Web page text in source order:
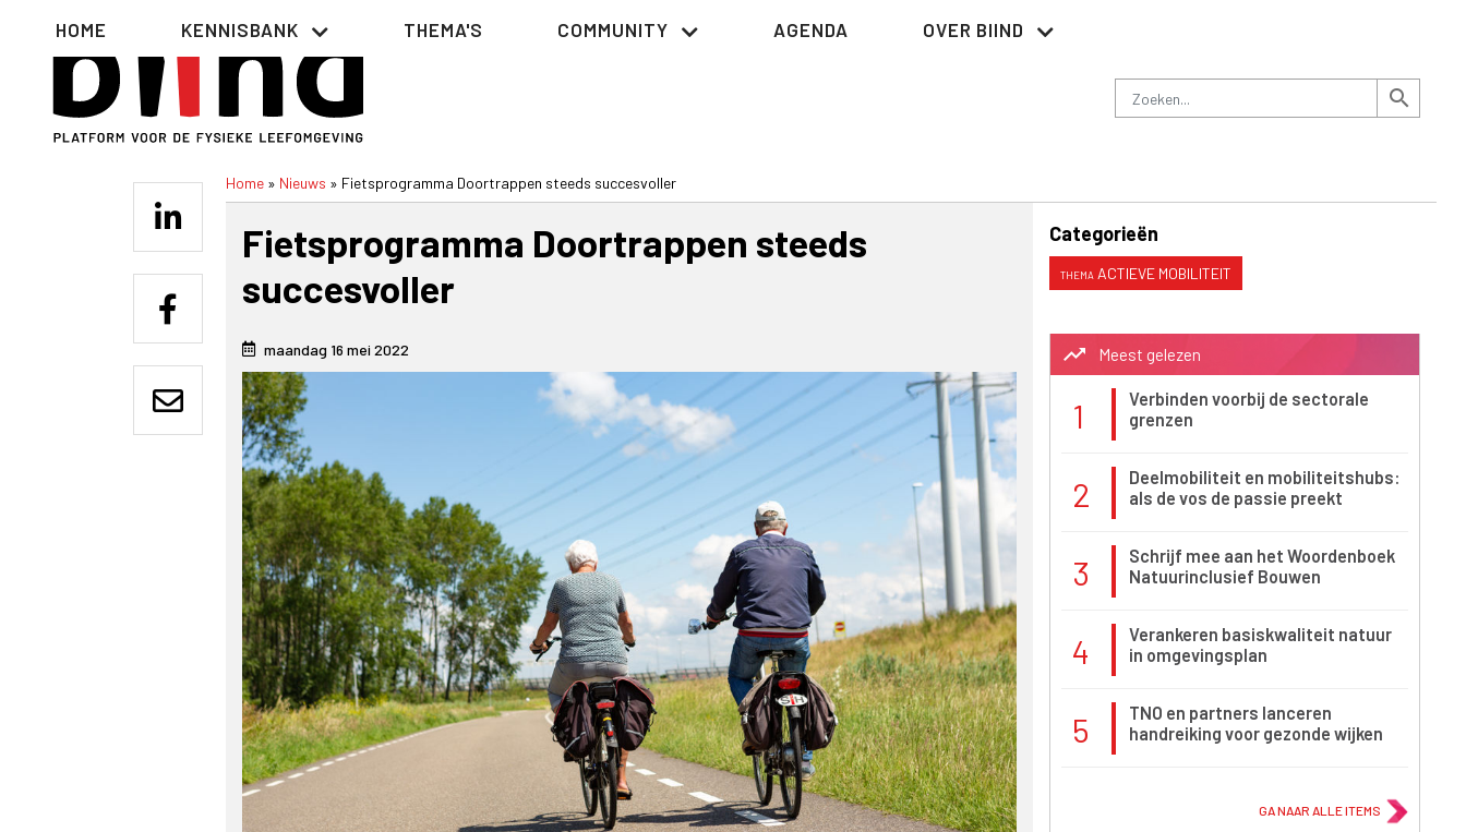
Zoeken search
Hoofdnavigatie
HOME KENNISBANK THEMA'S COMMUNITY AGENDA OVER BIIND
Home Nieuws Fietsprogramma Doortrappen steeds succesvoller
Fietsprogramma Doortrappen steeds
succesvoller
maandag 16 mei 2022
Categorieën
ACTIEVE MOBILITEIT
trending_up Meest gelezen
1
Verbinden voorbij de sectorale
grenzen
2
Deelmobiliteit en mobiliteitshubs:
als de vos de passie preekt
3
Schrijf mee aan het Woordenboek
Natuurinclusief Bouwen
4
Verankeren basiskwaliteit natuur
in omgevingsplan
5
TNO en partners lanceren
handreiking voor gezonde wijken
GA NAAR ALLE ITEMS